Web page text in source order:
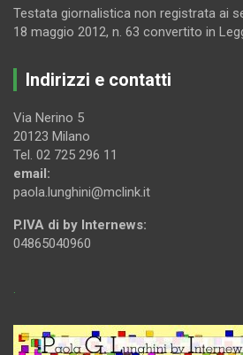
Testata giornalistica non registrata ai
18 maggio 2012, n. 63 convertito in
Indirizzi e contatti
Via Nerino 5
20123 Milano
Tel. 02 725 296 11
email:
paola.lunghini@mclink.it
P.IVA di by Internews:
04865040960
.